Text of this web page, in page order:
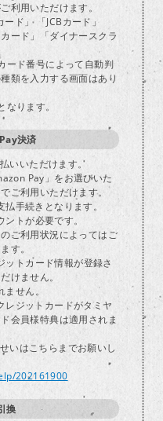
利用いただけます。
ド」 「JCBカード」
ード」「ダイナースクラ
ード番号によって自動判
類を入力する画面はあり
ります。
決済
いいただけます。
Pay」をお選びいた
ご利用いただけます。
手続きとなります。
トが必要です。
ご利用状況によってはご
す。
トカード情報が登録さ
けません。
せん。
ジットカードがタミヤ
会員様特典は適用されま
いはこちらまでお願いし
202161900
換